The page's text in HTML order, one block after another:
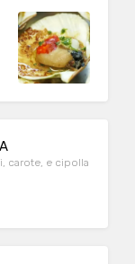
carote, e cipolla